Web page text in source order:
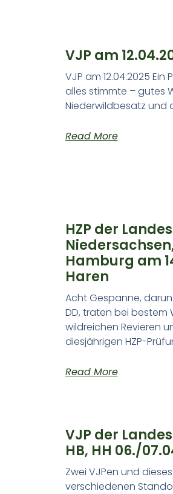
VJP am
VJP am 12.04.2025
alles stimmte – gutes
Niederwildbesatz und
Read More
HZP der
Hamburg am
Haren
Acht Gespanne,
DD, traten bei bestem
wildreichen Revieren
diesjährigen HZP-
Read More
VJP der
HB, HH 06./
Zwei VJPen und
verschiedenen